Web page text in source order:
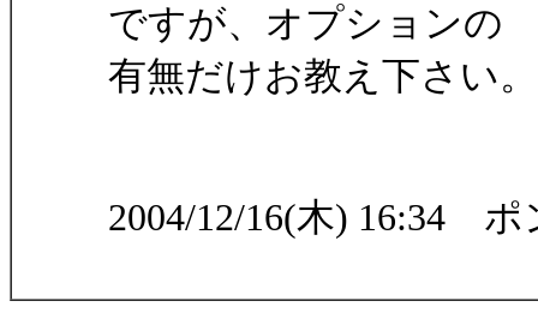
ですが、オプションの
有無だけお教え下さい
2004/12/16(木) 16:34 ポ